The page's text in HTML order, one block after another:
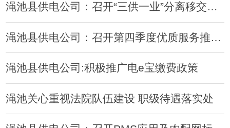
渑池县供电公司：召开“三供一业”分离移交工作专题会
渑池县供电公司：召开第四季度优质服务推进会
渑池县供电公司:积极推广电e宝缴费政策
渑池关心重视法院队伍建设 职级待遇落实处